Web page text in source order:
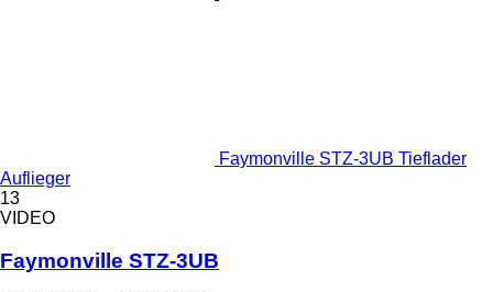
Faymonville STZ-3UB Tieflader
Auflieger
13
VIDEO
Faymonville STZ-3UB